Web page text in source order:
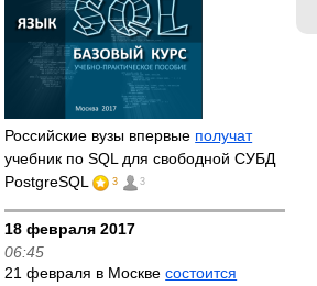
Российские вузы впервые получат
учебник по SQL для свободной СУБД
PostgreSQL
3 3
18 февраля 2017
06:45
21 февраля в Москвесостоится